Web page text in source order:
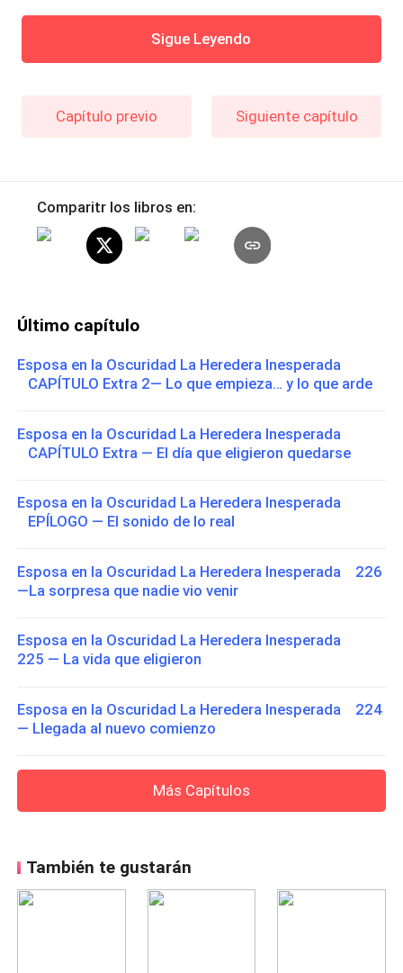
Sigue Leyendo
Capítulo previo Siguiente capítulo
Comparitr los libros en:
Último capítulo
Esposa en la Oscuridad La Heredera Inesperada
CAPÍTULO Extra 2— Lo que empieza… y lo que arde
Esposa en la Oscuridad La Heredera Inesperada
CAPÍTULO Extra — El día que eligieron quedarse
Esposa en la Oscuridad La Heredera Inesperada
EPÍLOGO — El sonido de lo real
Esposa en la Oscuridad La Heredera Inesperada 226
—La sorpresa que nadie vio venir
Esposa en la Oscuridad La Heredera Inesperada
225 — La vida que eligieron
Esposa en la Oscuridad La Heredera Inesperada 224
— Llegada al nuevo comienzo
Más Capítulos
También te gustarán